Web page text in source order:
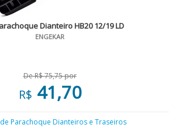
Dianteiro HB20 12/19 LD
ENGEKAR
De R$ 75,75 por
R$ 41,70
Parachoque Dianteiros e Traseiros